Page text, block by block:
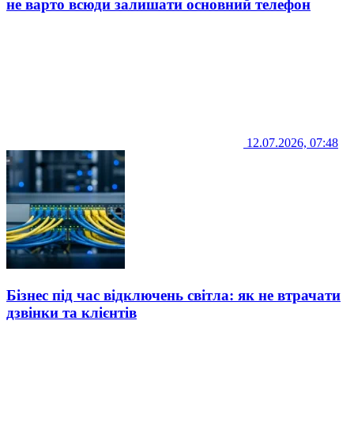
не варто всюди залишати основний телефон
12.07.2026, 07:48
Бізнес під час відключень світла: як не втрачати
дзвінки та клієнтів